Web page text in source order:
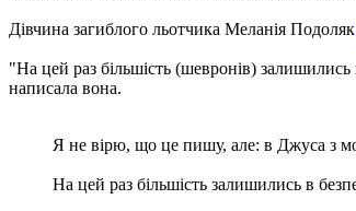
Дівчина загиблого льотчика Меланія Подоляк
"На цей раз більшість (шевронів)
написала вона.
Я не вірю, що це пишу, але: в Джуса з
На цей раз більшість залишились в